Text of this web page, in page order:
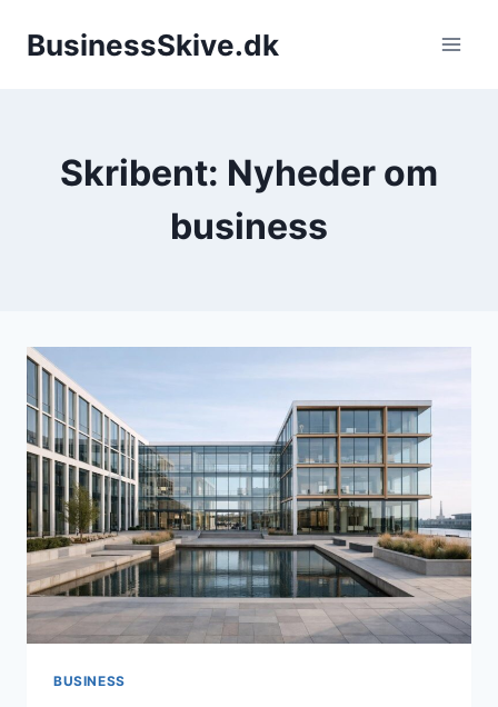
BusinessSkive.dk
Skribent: Nyheder om
business
BUSINESS